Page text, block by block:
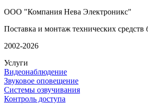
ООО "Компания Нева Электроникс"
Поставка и монтаж технических средств
2002-2026
Услуги
Видеонаблюдение
Звуковое оповещение
Системы озвучивания
Контроль доступа